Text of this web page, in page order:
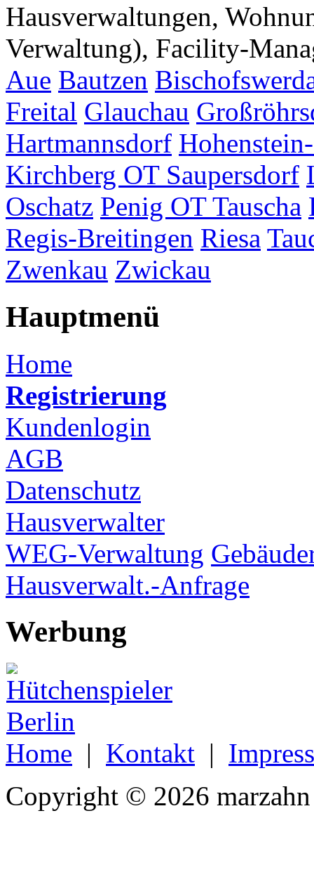
Hausverwaltungen,
Verwaltung), Facility-
Aue Bautzen
Freital Glauchau
Hartmannsdorf
Kirchberg OT Saupersdorf
Oschatz Penig OT Tauscha
Regis-Breitingen Riesa
Zwenkau Zwickau
Hauptmenü
Home
Registrierung
Kundenlogin
AGB
Datenschutz
Hausverwalter
WEG-Verwaltung
Hausverwalt.-Anfrage
Werbung
Home | Kontakt |
Copyright © 2026